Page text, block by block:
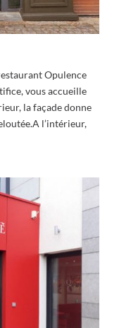
Opulence
vous accueille
la façade donne
l’intérieur,